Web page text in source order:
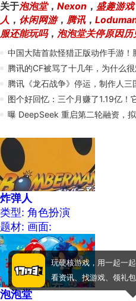
关于泡泡堂， Nexon ， 盛趣游戏
人 ， 休闲网游， 腾讯，
服还能玩吗， 泡泡堂关停原因历
腾讯的CF被骂了十几年，为什么
腾讯《龙石战争》停运，制作人三
曝 DeepSeek 重启第二轮融资，
炸弹人
类型: 角色扮演
题材: 画面:
泡泡堂
玩硬核游戏，用一起一起
看资讯、找游戏、领礼包